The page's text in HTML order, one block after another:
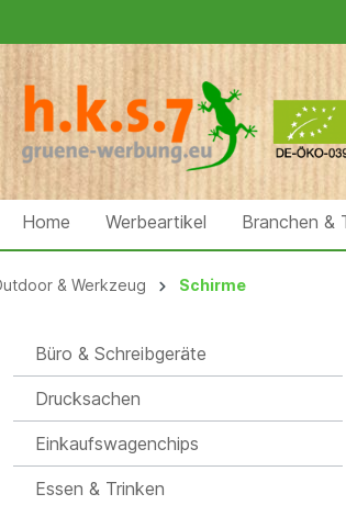
Home Werbeartikel Branchen &
& Werkzeug Schirme
Büro & Schreibgeräte
Drucksachen
Einkaufswagenchips
Essen & Trinken